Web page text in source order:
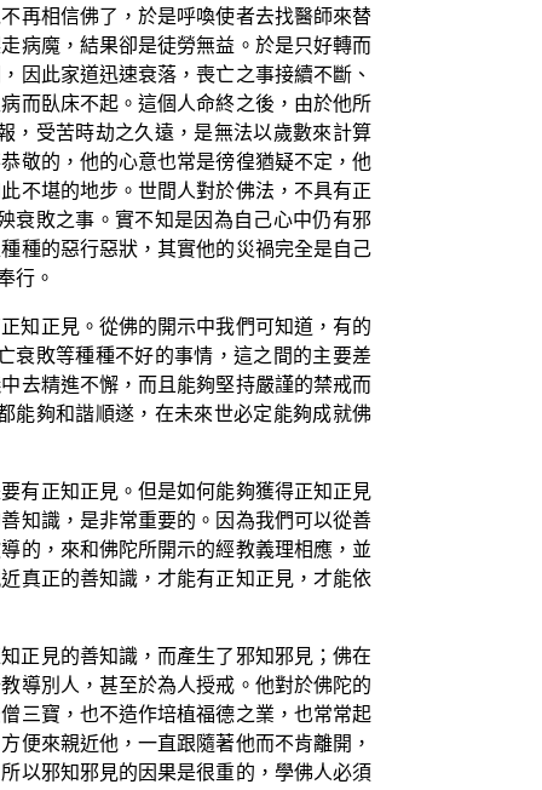
再相信佛了，於是呼喚使者去找醫師來替
病魔，結果卻是徒勞無益。於是只好轉而
因此家道迅速衰落，喪亡之事接續不斷、
而臥床不起。這個人命終之後，由於他所
，受苦時劫之久遠，是無法以歲數來計算
敬的，他的心意也常是徬徨猶疑不定，他
不堪的地步。世間人對於佛法，不具有正
衰敗之事。實不知是因為自己心中仍有邪
種的惡行惡狀，其實他的災禍完全是自己
行。
知正見。從佛的開示中我們可知道，有的
衰敗等種種不好的事情，這之間的主要差
去精進不懈，而且能夠堅持嚴謹的禁戒而
能夠和諧順遂，在未來世必定能夠成就佛
有正知正見。但是如何能夠獲得正知正見
知識，是非常重要的。因為我們可以從善
的，來和佛陀所開示的經教義理相應，並
真正的善知識，才能有正知正見，才能依
正見的善知識，而產生了邪知邪見；佛在
導別人，甚至於為人授戒。他對於佛陀的
三寶，也不造作培植福德之業，也常常起
便來親近他，一直跟隨著他而不肯離開，
以邪知邪見的因果是很重的，學佛人必須